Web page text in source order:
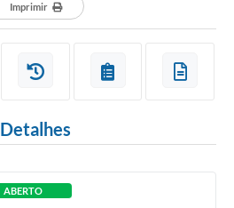
Imprimir
Detalhes
ABERTO